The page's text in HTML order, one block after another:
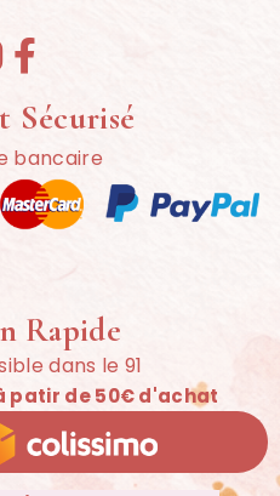

Sécurisé
bancaire
Rapide
dans le 91
patir de 50€ d'achat